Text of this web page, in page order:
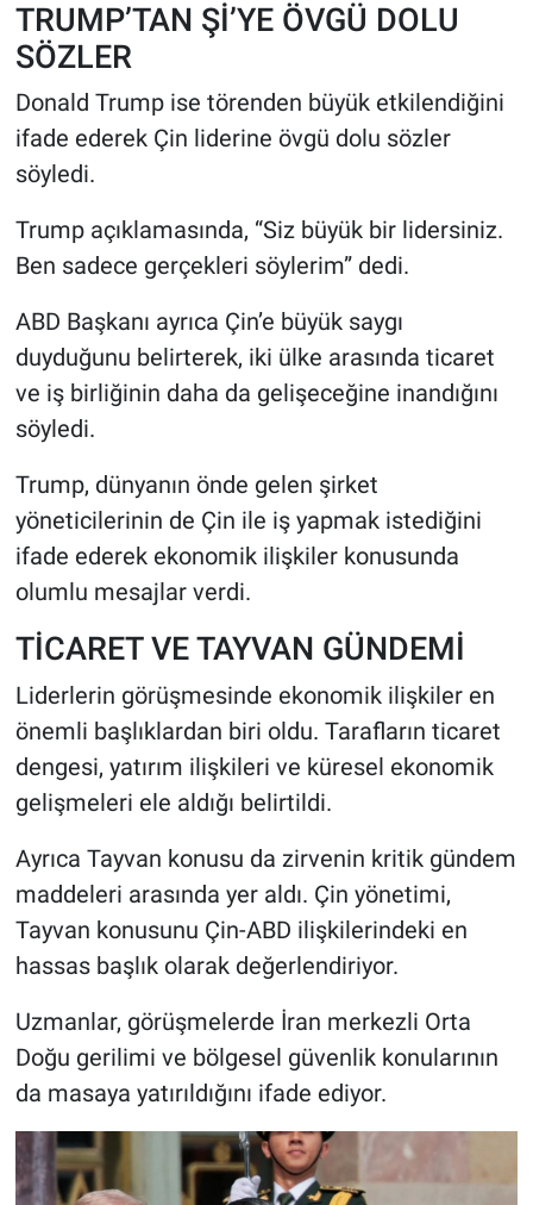
TRUMP’TAN Şİ’YE ÖVGÜ DOLU
SÖZLER
Donald Trump ise törenden büyük etkilendiğini
ifade ederek Çin liderine övgü dolu sözler
söyledi.
Trump açıklamasında, “Siz büyük bir lidersiniz.
Ben sadece gerçekleri söylerim” dedi.
ABD Başkanı ayrıca Çin’e büyük saygı
duyduğunu belirterek, iki ülke arasında ticaret
ve iş birliğinin daha da gelişeceğine inandığını
söyledi.
Trump, dünyanın önde gelen şirket
yöneticilerinin de Çin ile iş yapmak istediğini
ifade ederek ekonomik ilişkiler konusunda
olumlu mesajlar verdi.
TİCARET VE TAYVAN GÜNDEMİ
Liderlerin görüşmesinde ekonomik ilişkiler en
önemli başlıklardan biri oldu. Tarafların ticaret
dengesi, yatırım ilişkileri ve küresel ekonomik
gelişmeleri ele aldığı belirtildi.
Ayrıca Tayvan konusu da zirvenin kritik gündem
maddeleri arasında yer aldı. Çin yönetimi,
Tayvan konusunu Çin-ABD ilişkilerindeki en
hassas başlık olarak değerlendiriyor.
Uzmanlar, görüşmelerde İran merkezli Orta
Doğu gerilimi ve bölgesel güvenlik konularının
da masaya yatırıldığını ifade ediyor.